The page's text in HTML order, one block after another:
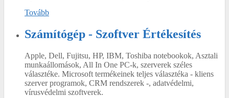
Tovább
Számítógép - Szoftver Értékesítés
Apple, Dell, Fujitsu, HP, IBM, Toshiba notebookok, Asztali
munkaállomások, All In One PC-k, szerverek széles
választéke. Microsoft termékeinek teljes választéka - kliens
szerver programok, CRM rendszerek -, adatvédelmi,
vírusvédelmi szoftverek.